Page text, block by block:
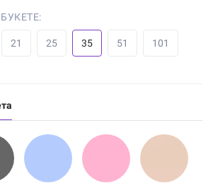
21 25 35 51 101